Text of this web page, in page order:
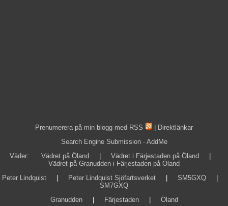
Prenumerera på min blogg med RSS
Direktlänkar
Search Engine Submission - AddMe
Väder: Vädret på Öland Vädret i Färjestaden på Öland
Vädret på Granudden i Färjestaden på Öland
Peter Lindquist
Peter Lindquist Sjöfartsverket SM5GXQ
SM7GXQ
Granudden| Färjestaden| Öland